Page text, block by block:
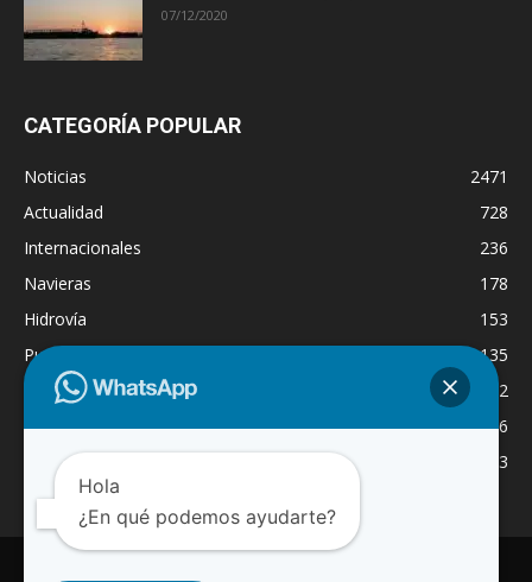
07/12/2020
CATEGORÍA POPULAR
Noticias
2471
Actualidad
728
Internacionales
236
Navieras
178
Hidrovía
153
Puertos
135
Economía
132
Nacionales
126
Dragado
123
Hola
¿En qué podemos ayudarte?